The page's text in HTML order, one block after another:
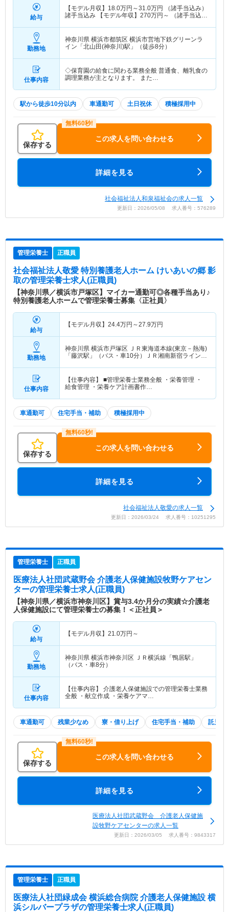
給与
【モデル月収】 18.0万円～31.0万円
（諸手当込み）
諸手当込み 【モデル年収】 270万円～
（諸手当込
勤務地
神奈川県 横浜市都筑区 横浜市営地下鉄グリーンラ
イン「北山田(神奈川)駅」（徒歩8分）
仕事内容
◇保育園の給食に関わる業務全般 普通食、離乳食の
調理業務が主となります。 また…
駅から徒歩10分以内 車通勤可 土日祝休 積極採用中
保存する
この求人を問い合わせる
詳細を見る
社会福祉法人和泉福祉会の求人一覧
更新日：2026/05/08 求人番号：576289
管理栄養士 正職員
社会福祉法人敬愛 特別養護老人ホーム けいあいの郷 影
取の管理栄養士求人(正職員)
【神奈川県／横浜市戸塚区】マイカー通勤可◎各種手当あり♪
特別養護老人ホームで管理栄養士募集〈正社員〉
給与
【モデル月収】 24.4万円～27.9万円
勤務地
神奈川県 横浜市戸塚区 ＪＲ東海道本線(東京－熱海)
「藤沢駅」（バス・車10分）ＪＲ湘南新宿ライン線
仕事内容
【仕事内容】 ■管理栄養士業務全般 ・栄養管理 ・
給食管理 ・栄養ケア計画書作…
車通勤可 住宅手当・補助 積極採用中
保存する
この求人を問い合わせる
詳細を見る
社会福祉法人敬愛の求人一覧
更新日：2026/03/24 求人番号：10251295
管理栄養士 正職員
医療法人社団武蔵野会 介護老人保健施設牧野ケアセン
ターの管理栄養士求人(正職員)
【神奈川県／横浜市神奈川区】賞与3.4か月分の実績☆介護老
人保健施設にて管理栄養士の募集！＜正社員＞
給与
【モデル月収】 21.0万円～
勤務地
神奈川県 横浜市神奈川区 ＪＲ横浜線「鴨居駅」
（バス・車8分）
仕事内容
【仕事内容】 介護老人保健施設での管理栄養士業務
全般 ・献立作成 ・栄養ケアマ…
車通勤可 残業少なめ 寮・借り上げ 住宅手当・補助 託児所
保存する
この求人を問い合わせる
詳細を見る
医療法人社団武蔵野会 介護老人保健施
設牧野ケアセンターの求人一覧
更新日：2026/03/05 求人番号：9843317
管理栄養士 正職員
医療法人社団緑成会 横浜総合病院 介護老人保健施設 横
浜シルバープラザの管理栄養士求人(正職員)